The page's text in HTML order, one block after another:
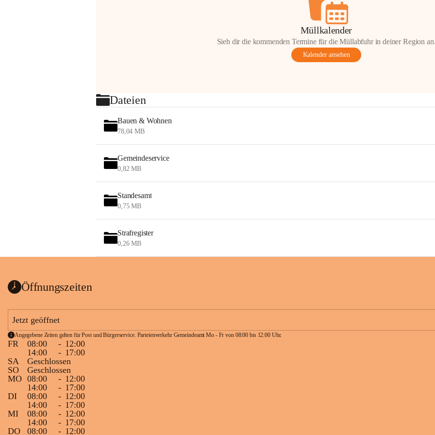
Müllkalender
Sieh dir die kommenden Termine für die Müllabfuhr in deiner Region
Kalender ansehen
Dateien
Bauen & Wohnen
78,04 MB
Gemeindeservice
0,82 MB
Standesamt
0,75 MB
Strafregister
0,26 MB
Öffnungszeiten
Jetzt geöffnet
Angegebene Zeiten gelten für Post und Bürgerservice. Parteienverkehr Gemeindeamt Mo - Fr von 08:00 bis 12:00 Uhr.
FR 08:00 - 12:00
14:00
- 17:00
SA
Geschlossen
SO
Geschlossen
MO 08:00 - 12:00
14:00
- 17:00
DI
08:00 - 12:00
14:00
- 17:00
MI
08:00 - 12:00
14:00
- 17:00
DO
08:00 - 12:00